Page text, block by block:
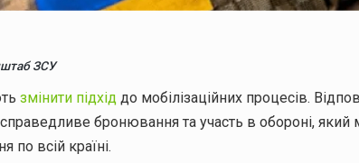
ЗСУ
змінити підхід до мобілізаційних процесів.
бронювання та участь в обороні, який
по всій країні.